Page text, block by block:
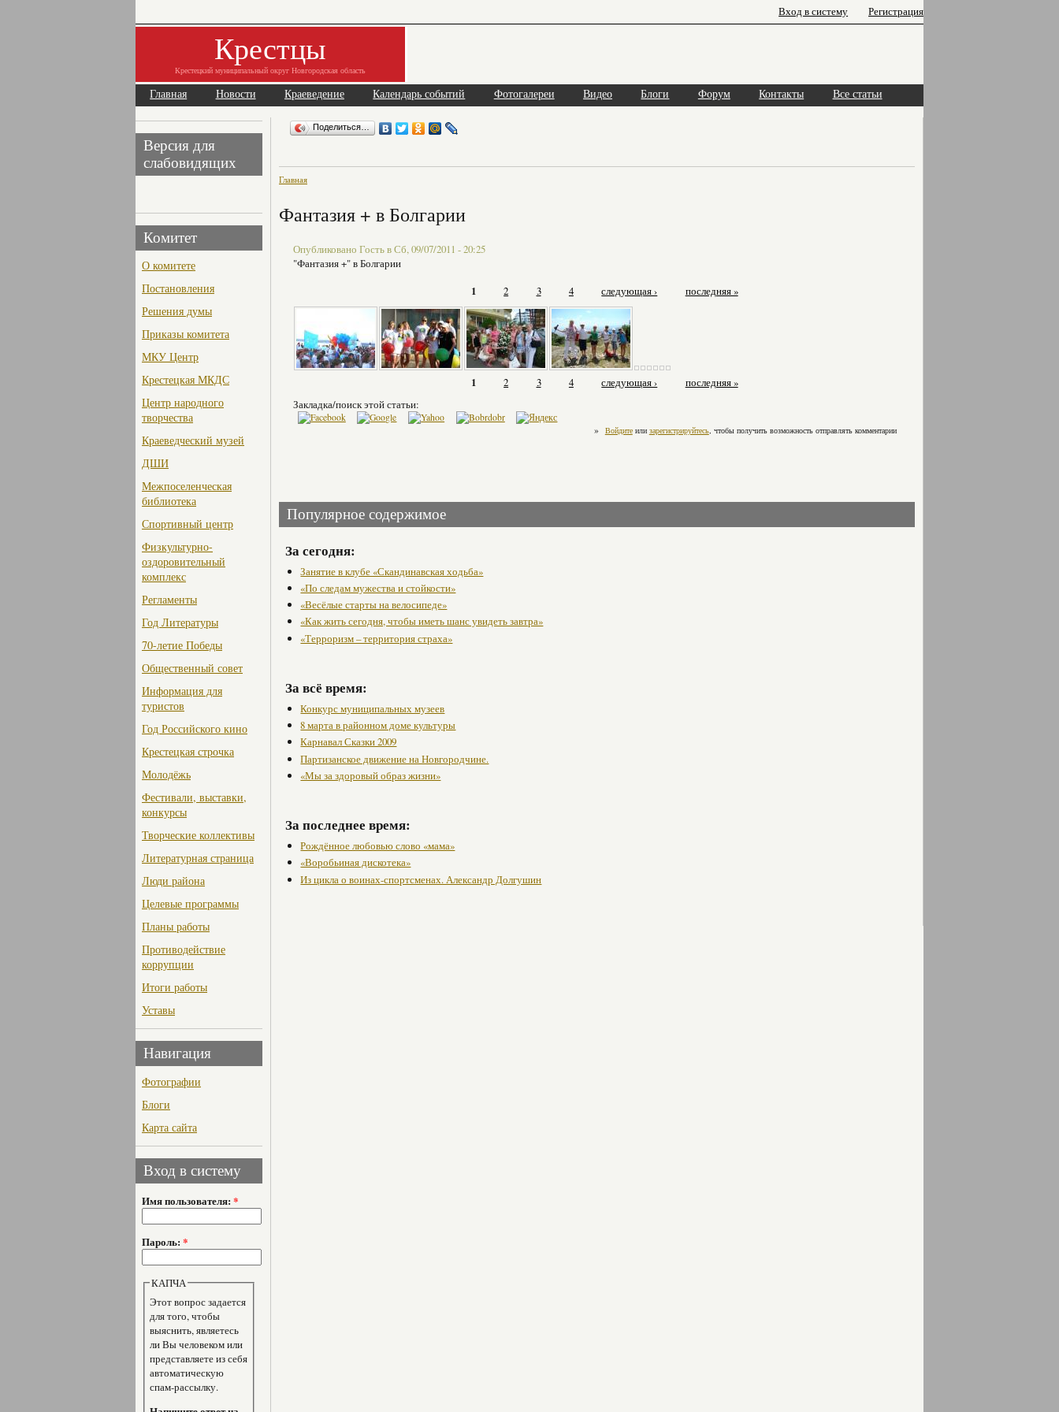
Вход в систему Регистрация
Крестцы
Крестецкий муниципальный округ Новгородская область
Главная Новости Краеведение Календарь событий Фотогалереи Видео Блоги Форум Контакты Все статьи
Версия для
слабовидящих
Комитет
О комитете
Постановления
Решения думы
Приказы комитета
МКУ Центр
Крестецкая МКДС
Центр народного
творчества
Краеведческий музей
ДШИ
Межпоселенческая
библиотека
Спортивный центр
Физкультурно-
оздоровительный
комплекс
Регламенты
Год Литературы
70-летие Победы
Общественный совет
Информация для
туристов
Год Российского кино
Крестецкая строчка
Молодёжь
Фестивали, выставки,
конкурсы
Творческие коллективы
Литературная страница
Люди района
Целевые программы
Планы работы
Противодействие
коррупции
Итоги работы
Уставы
Навигация
Фотографии
Блоги
Карта сайта
Вход в систему
Имя пользователя: *
Пароль: *
КАПЧА
Этот вопрос задается
для того, чтобы
выяснить, являетесь
ли Вы человеком или
представляете из себя
автоматическую
спам-рассылку.
Поделиться…
Главная
Фантазия + в Болгарии
Опубликовано Гость в Сб, 09/07/2011 - 20:25
"Фантазия +" в Болгарии
1
2 3 4 следующая › последняя »
1 2 3 4 следующая ›
последняя »
Закладка/поиск этой статьи:
» Войдитеили зарегистрируйтесь, чтобы получить возможность отправлять комментарии
Популярное содержимое
За сегодня:
Занятие в клубе «Скандинавская ходьба»
«По следам мужества и стойкости»
«Весёлые старты на велосипеде»
«Как жить сегодня, чтобы иметь шанс увидеть завтра»
«Терроризм – территория страха»
За всё время:
Конкурс муниципальных музеев
8 марта в районном доме культуры
Карнавал Сказки 2009
Партизанское движение на Новгородчине.
«Мы за здоровый образ жизни»
За последнее время:
Рождённое любовью слово «мама»
«Воробьиная дискотека»
Из цикла о воинах-спортсменах. Александр Долгушин